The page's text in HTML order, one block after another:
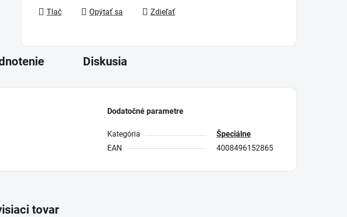
Tlač Opýtať sa Zdieľať
Diskusia
Dodatočné parametre
Kategória
Špeciálne
EAN
4008496152865
tovar